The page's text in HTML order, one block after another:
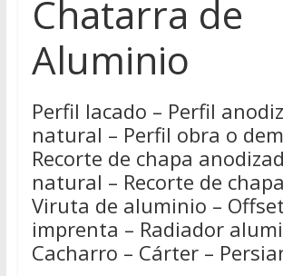
Chatarra de
Aluminio
Perfil lacado – Perfil
natural – Perfil obra o
Recorte de chapa
natural – Recorte de
Viruta de aluminio –
imprenta – Radiador
Cacharro – Cárter –